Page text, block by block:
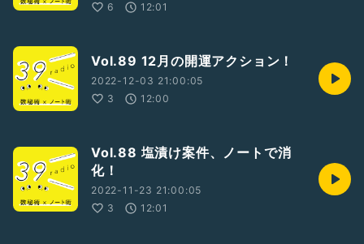
6
12:01
Vol.89 12月の開運アクション！
2022-12-03 21:00:05
3
12:00
Vol.88 塩漬け案件、ノートで消
化！
2022-11-23 21:00:05
3
12:01